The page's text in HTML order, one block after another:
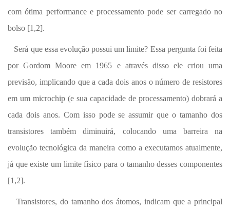
com ótima performance e processamento pode ser carregado no
bolso [1,2].
Será que essa evolução possui um limite? Essa pergunta foi feita
por Gordom Moore em 1965 e através disso ele criou uma
previsão, implicando que a cada dois anos o número de resistores
em um microchip (e sua capacidade de processamento) dobrará a
cada dois anos. Com isso pode se assumir que o tamanho dos
transistores também diminuirá, colocando uma barreira na
evolução tecnológica da maneira como a executamos atualmente,
já que existe um limite físico para o tamanho desses componentes
[1,2].
Transistores, do tamanho dos átomos, indicam que a principal